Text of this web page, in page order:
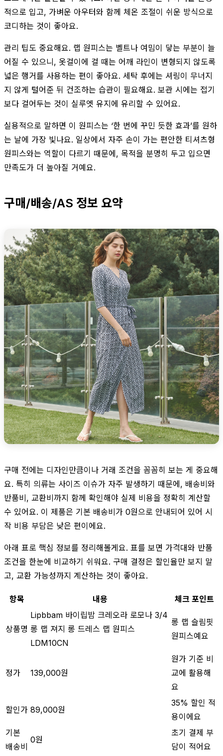
적으로 입고, 가벼운 아우터와 함께 체온 조절이 쉬운 방식으로
코디하는 것이 좋아요.
관리 팁도 중요해요. 랩 원피스는 벨트나 여밈이 닿는 부분이 늘
어질 수 있으니, 옷걸이에 걸 때는 어깨 라인이 변형되지 않도록
넓은 행거를 사용하는 편이 좋아요. 세탁 후에는 셔링이 무너지
지 않게 털어준 뒤 건조하는 습관이 필요해요. 보관 시에는 접기
보다 걸어두는 것이 실루엣 유지에 유리할 수 있어요.
실용적으로 말하면 이 원피스는 ‘한 번에 꾸민 듯한 효과’를 원하
는 날에 가장 빛나요. 일상에서 자주 손이 가는 편안한 티셔츠형
원피스와는 역할이 다르기 때문에, 목적을 분명히 두고 입으면
만족도가 더 높아질 거예요.
구매/배송/AS 정보 요약
구매 전에는 디자인만큼이나 거래 조건을 꼼꼼히 보는 게 중요해
요. 특히 의류는 사이즈 이슈가 자주 발생하기 때문에, 배송비와
반품비, 교환비까지 함께 확인해야 실제 비용을 정확히 계산할
수 있어요. 이 제품은 기본 배송비가 0원으로 안내되어 있어 시
작 비용 부담은 낮은 편이에요.
아래 표로 핵심 정보를 정리해볼게요. 표를 보면 가격대와 반품
조건을 한눈에 비교하기 쉬워요. 구매 결정은 할인율만 보지 말
고, 교환 가능성까지 계산하는 것이 좋아요.
항목 내용 체크 포인트
상품명
Lipbbam 바이립밤 크레오라 로모나 3/4
롱 랩 져지 롱 드레스 랩 원피스
LDM10CN
롱 랩 슬림핏
원피스예요
정가 139,000원
원가 기준 비
교에 활용해
요
할인가 89,000원
35% 할인 적
용이에요
기본
배송비
0원
초기 결제 부
담이 적어요